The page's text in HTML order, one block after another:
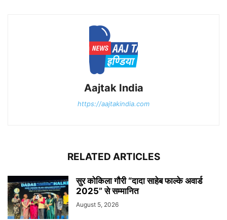
Aajtak India
https://aajtakindia.com
RELATED ARTICLES
सुर कोकिला गौरी “दादा साहेब फाल्के अवार्ड
2025” से सम्मानित
August 5, 2026